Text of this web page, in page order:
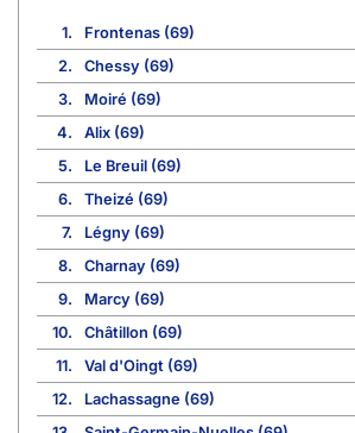
1.
Frontenas (69)
2.
Chessy (69)
3.
Moiré (69)
4.
Alix (69)
5.
Le Breuil (69)
6.
Theizé (69)
7.
Légny (69)
8.
Charnay (69)
9.
Marcy (69)
10.
Châtillon (69)
11.
Val d'Oingt (69)
12.
Lachassagne (69)